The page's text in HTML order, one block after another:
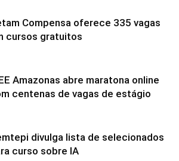
Compensa oferece 335 vagas
cursos gratuitos
Amazonas abre maratona online
centenas de vagas de estágio
divulga lista de selecionados
curso sobre IA